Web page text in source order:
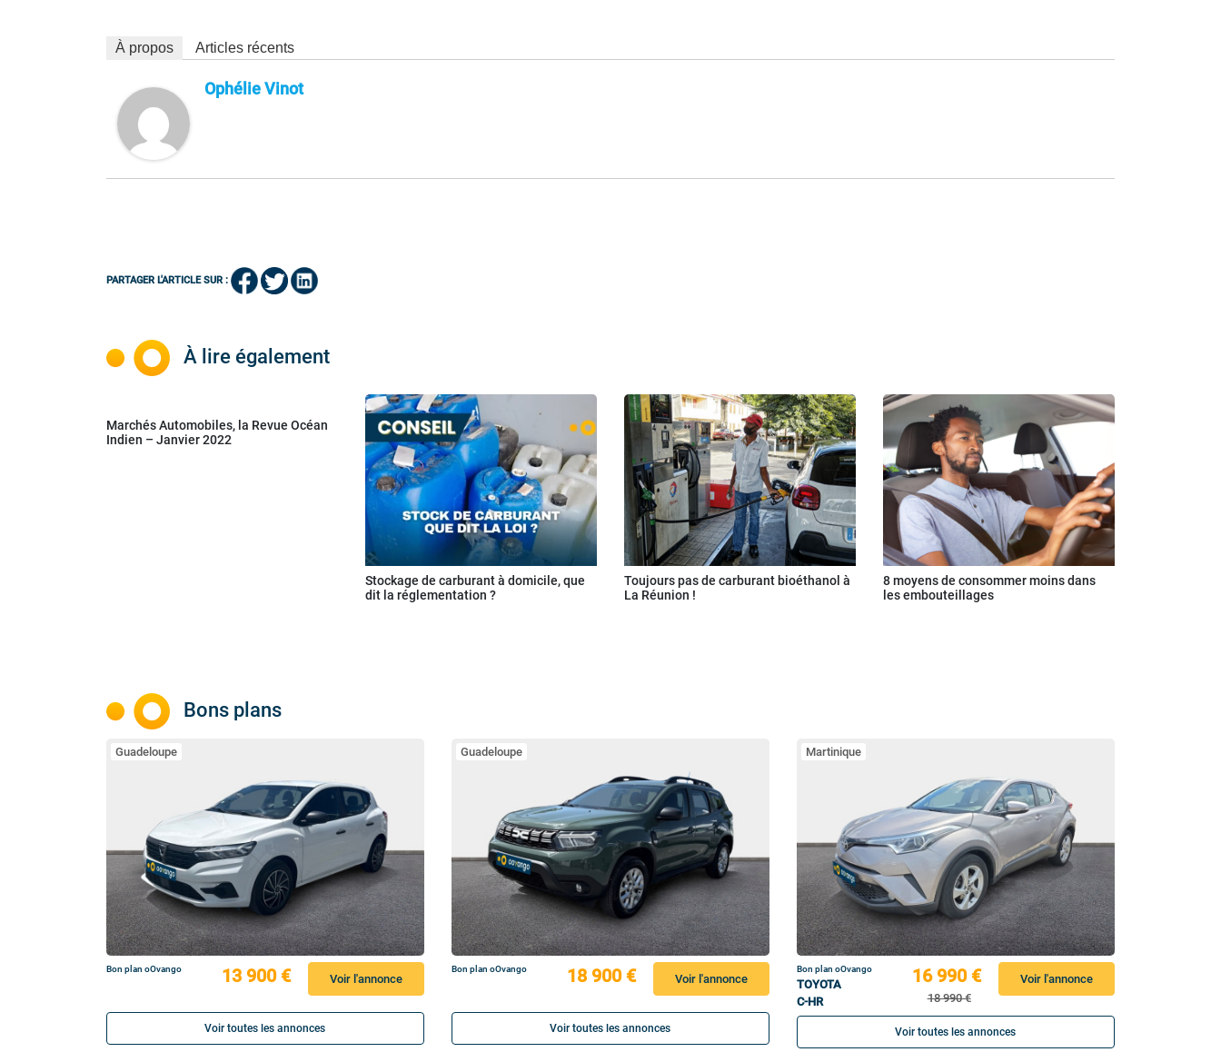
À propos Articles récents
Ophélie Vinot
PARTAGER L'ARTICLE SUR :
À lire également
Marchés Automobiles, la Revue Océan
Indien – Janvier 2022
Stockage de carburant à domicile, que
dit la réglementation ?
Toujours pas de carburant bioéthanol à
La Réunion !
8 moyens de consommer moins dans
les embouteillages
Bons plans
Guadeloupe
Bon plan oOvango 13 900 € Voir l'annonce
Voir toutes les annonces
Guadeloupe
Bon plan oOvango 18 900 € Voir l'annonce
Voir toutes les annonces
Martinique
Bon plan oOvango
TOYOTA
C-HR
16 990 €
18 990 €
Voir l'annonce
Voir toutes les annonces